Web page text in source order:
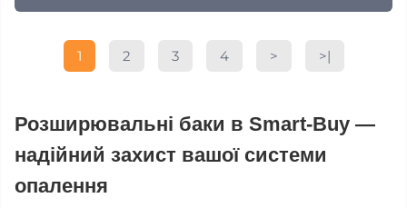
1 2 3 4 > >|
Розширювальні баки в Smart-Buy —
надійний захист вашої системи
опалення